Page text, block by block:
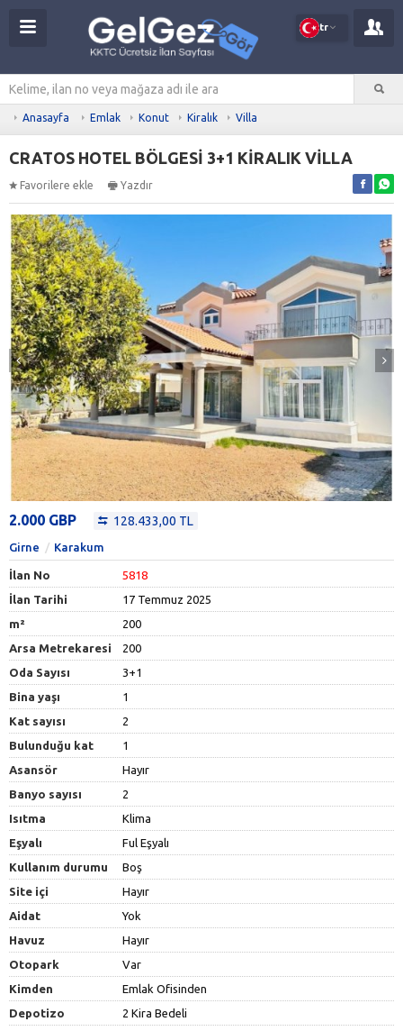
tr
Anasayfa Emlak Konut Kiralık Villa
CRATOS HOTEL BÖLGESİ 3+1 KİRALIK VİLLA
Favorilere ekle Yazdır
2.000 GBP 128.433,00 TL
Girne Karakum
İlan No
5818
İlan Tarihi
17 Temmuz 2025
m²
200
Arsa Metrekaresi
200
Oda Sayısı
3+1
Bina yaşı
1
Kat sayısı
2
Bulunduğu kat
1
Asansör
Hayır
Banyo sayısı
2
Isıtma
Klima
Eşyalı
Ful Eşyalı
Kullanım durumu
Boş
Site içi
Hayır
Aidat
Yok
Havuz
Hayır
Otopark
Var
Kimden
Emlak Ofisinden
Depotizo
2 Kira Bedeli